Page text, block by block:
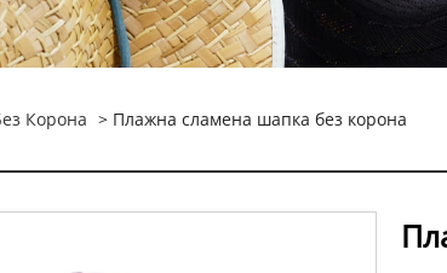
Корона > Плажна сламена шапка без корона